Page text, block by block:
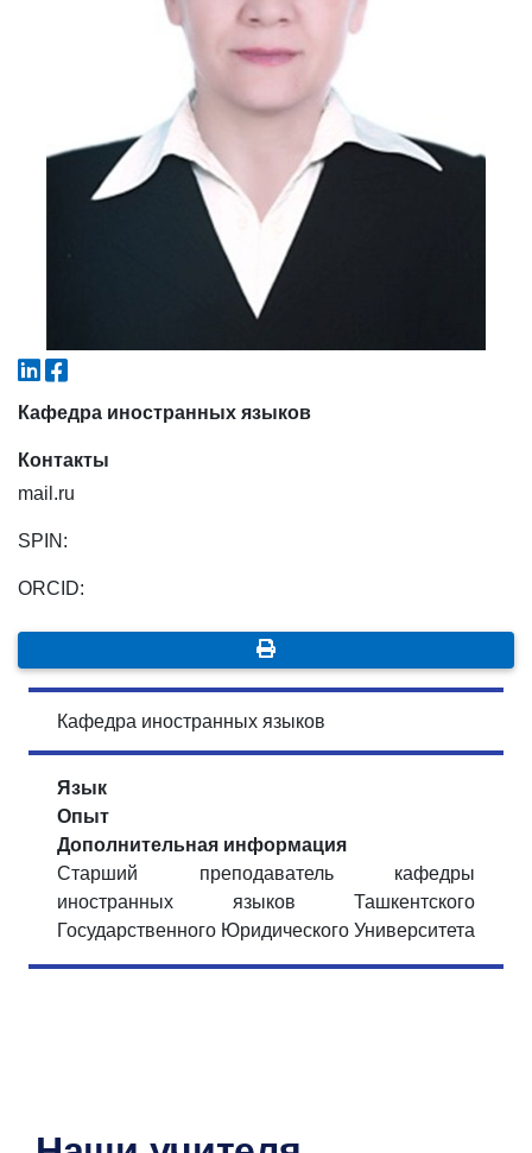
Кафедра иностранных языков
Контакты
mail.ru
SPIN:
ORCID:
Кафедра иностранных языков
Язык
Опыт
Дополнительная информация
Старший преподаватель кафедры
иностранных языков Ташкентского
Государственного Юридического Университета
6. Онлайн-заявки (15)
✉️ Написать администратору